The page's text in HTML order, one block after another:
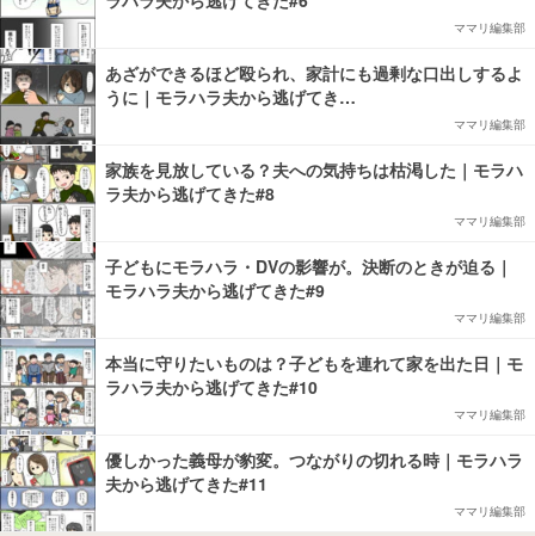
ママリ編集部
あざができるほど殴られ、家計にも過剰な口出しするよ
うに｜モラハラ夫から逃げてき…
ママリ編集部
家族を見放している？夫への気持ちは枯渇した｜モラハ
ラ夫から逃げてきた#8
ママリ編集部
子どもにモラハラ・DVの影響が。決断のときが迫る｜
モラハラ夫から逃げてきた#9
ママリ編集部
本当に守りたいものは？子どもを連れて家を出た日｜モ
ラハラ夫から逃げてきた#10
ママリ編集部
優しかった義母が豹変。つながりの切れる時｜モラハラ
夫から逃げてきた#11
ママリ編集部